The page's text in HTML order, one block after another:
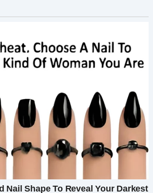
лет. Мой брат, Андрей, был убит
поле. И никто… никто ничего не